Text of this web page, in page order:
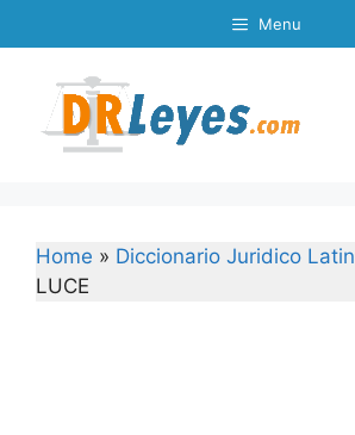
to
Menu
Home » Diccionario Juridico Latin
LUCE